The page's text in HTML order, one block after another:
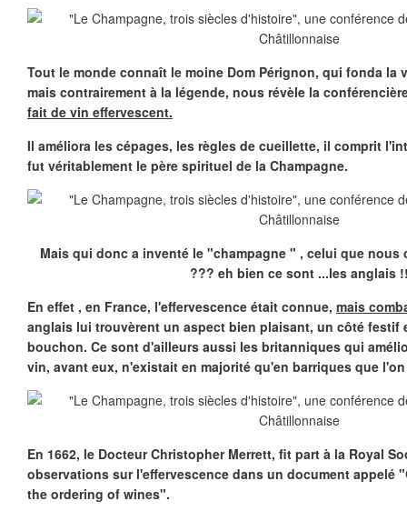
Tout le monde connaît le moine Dom Pérignon, qui fonda la
mais contrairement à la légende, nous révèle la
fait de vin effervescent.
Il améliora les cépages, les règles de cueillette, il comprit
fut véritablement le père spirituel de la Champagne.
Mais qui donc a inventé le "champagne " , celui que
??? eh bien ce sont ...les anglais
En effet , en France, l'effervescence était connue, mais
anglais lui trouvèrent un aspect bien plaisant, un côté festif
bouchon. Ce sont d'ailleurs aussi les britanniques qui
vin, avant eux, n'existait en majorité qu'en barriques que
En 1662, le Docteur Christopher Merrett, fit part à la Royal
observations sur l'effervescence dans un document appelé
the ordering of wines".